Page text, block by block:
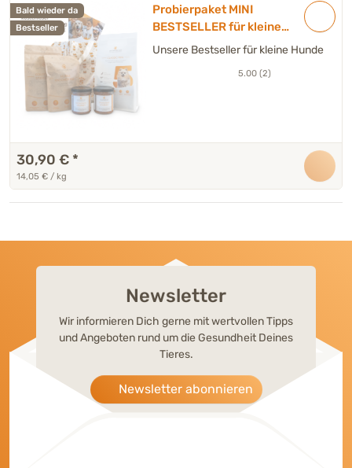
Bald wieder da
Bestseller
Probierpaket MINI
BESTSELLER für kleine
Hunde
Unsere Bestseller für kleine Hunde
5.00 (2)
30,90 € *
14,05 € / kg
Newsletter
Wir informieren Dich gerne mit wertvollen Tipps
und Angeboten rund um die Gesundheit Deines
Tieres.
Newsletter abonnieren